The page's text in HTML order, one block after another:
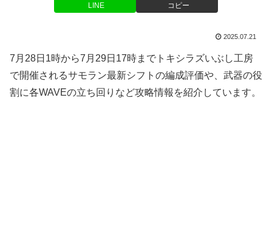
LINE コピー
2025.07.21
7月28日1時から7月29日17時までトキシラズいぶし工房
で開催されるサモラン最新シフトの編成評価や、武器の役
割に各WAVEの立ち回りなど攻略情報を紹介しています。